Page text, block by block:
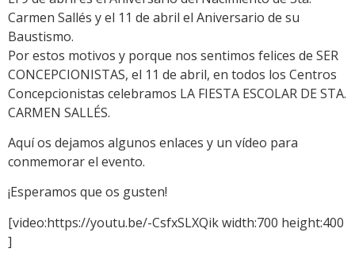
Carmen Sallés y el 11 de abril el Aniversario de su
Baustismo.
Por estos motivos y porque nos sentimos felices de SER
CONCEPCIONISTAS, el 11 de abril, en todos los Centros
Concepcionistas celebramos LA FIESTA ESCOLAR DE STA.
CARMEN SALLÉS.
Aquí os dejamos algunos enlaces y un vídeo para
conmemorar el evento.
¡Esperamos que os gusten!
[video:https://youtu.be/-CsfxSLXQik width:700 height:400
]